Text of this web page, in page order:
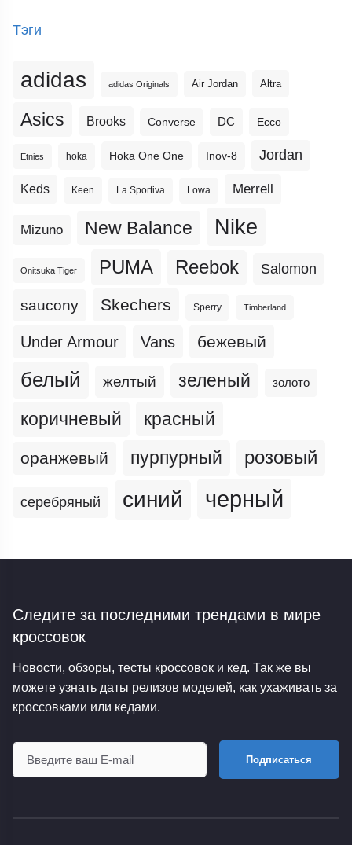
Тэги
adidas adidas Originals Air Jordan Altra
Asics Brooks Converse DC Ecco
Etnies hoka Hoka One One Inov-8 Jordan
Keds Keen La Sportiva Lowa Merrell
Mizuno New Balance Nike
Onitsuka Tiger PUMA Reebok Salomon
saucony Skechers Sperry Timberland
Under Armour Vans бежевый
белый желтый зеленый золото
коричневый красный
оранжевый пурпурный розовый
серебряный синий черный
Следите за последними трендами в мире
кроссовок
Новости, обзоры, тесты кроссовок и кед. Так же вы
можете узнать даты релизов моделей, как ухаживать за
кроссовками или кедами.
Подписаться